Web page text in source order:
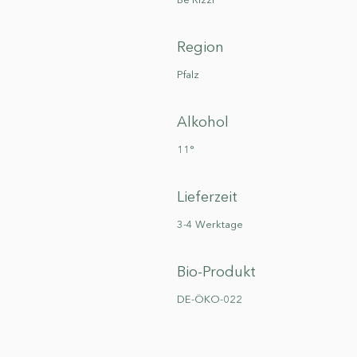
Region
Pfalz
Alkohol
11°
Lieferzeit
3-4 Werktage
Bio-Produkt
DE-ÖKO-022